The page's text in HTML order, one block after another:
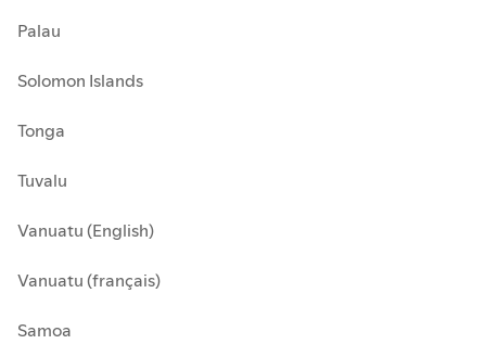
Palau
Solomon Islands
Tonga
Tuvalu
Vanuatu (English)
Vanuatu (français)
Samoa